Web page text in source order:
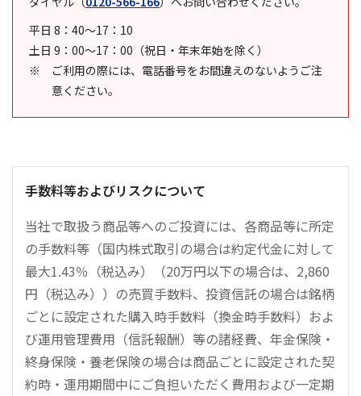
平日 8：40～17：10
土日 9：00～17：00（祝日・年末年始を除く）
ご利用の際には、電話番号をお間違えのないようご注
意ください。
手数料等およびリスクについて
当社で取扱う商品等へのご投資には、各商品等に所定
の手数料等（国内株式取引の場合は約定代金に対して
最大1.43％（税込み）（20万円以下の場合は、2,860
円（税込み））の売買手数料、投資信託の場合は銘柄
ごとに設定された購入時手数料（換金時手数料）およ
び運用管理費用（信託報酬）等の諸経費、年金保険・
終身保険・養老保険の場合は商品ごとに設定された契
約時・運用期間中にご負担いただく費用および一定期